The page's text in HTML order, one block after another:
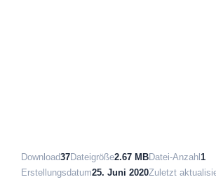
Download37Dateigröße2.67 MBDatei-Anzahl 1
Erstellungsdatum25. Juni 2020Zuletzt